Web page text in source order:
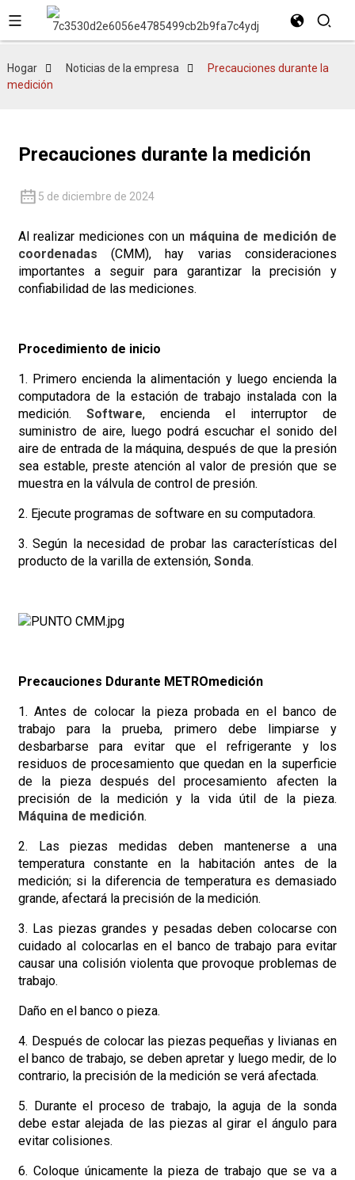
Hogar Noticias de la empresa
Precauciones durante la
medición
Precauciones durante la medición
5 de diciembre de 2024
Al realizar mediciones con un máquina de medición de
coordenadas (CMM), hay varias consideraciones
importantes a seguir para garantizar la precisión y
confiabilidad de las mediciones.
Procedimiento de inicio
1. Primero encienda la alimentación y luego encienda la
computadora de la estación de trabajo instalada con la
medición. Software, encienda el interruptor de
suministro de aire, luego podrá escuchar el sonido del
aire de entrada de la máquina, después de que la presión
sea estable, preste atención al valor de presión que se
muestra en la válvula de control de presión.
2. Ejecute programas de software en su computadora.
3. Según la necesidad de probar las características del
producto de la varilla de extensión, Sonda.
Precauciones Ddurante METROmedición
1. Antes de colocar la pieza probada en el banco de
trabajo para la prueba, primero debe limpiarse y
desbarbarse para evitar que el refrigerante y los
residuos de procesamiento que quedan en la superficie
de la pieza después del procesamiento afecten la
precisión de la medición y la vida útil de la pieza.
Máquina de medición.
2. Las piezas medidas deben mantenerse a una
temperatura constante en la habitación antes de la
medición; si la diferencia de temperatura es demasiado
grande, afectará la precisión de la medición.
3. Las piezas grandes y pesadas deben colocarse con
cuidado al colocarlas en el banco de trabajo para evitar
causar una colisión violenta que provoque problemas de
trabajo.
Daño en el banco o pieza.
4. Después de colocar las piezas pequeñas y livianas en
el banco de trabajo, se deben apretar y luego medir, de lo
contrario, la precisión de la medición se verá afectada.
5. Durante el proceso de trabajo, la aguja de la sonda
debe estar alejada de las piezas al girar el ángulo para
evitar colisiones.
6. Coloque únicamente la pieza de trabajo que se va a